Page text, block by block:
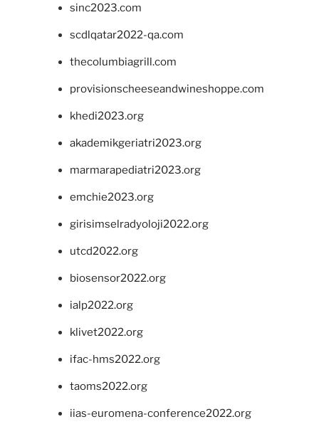
sinc2023.com
scdlqatar2022-qa.com
thecolumbiagrill.com
provisionscheeseandwineshoppe.com
khedi2023.org
akademikgeriatri2023.org
marmarapediatri2023.org
emchie2023.org
girisimselradyoloji2022.org
utcd2022.org
biosensor2022.org
ialp2022.org
klivet2022.org
ifac-hms2022.org
taoms2022.org
iias-euromena-conference2022.org